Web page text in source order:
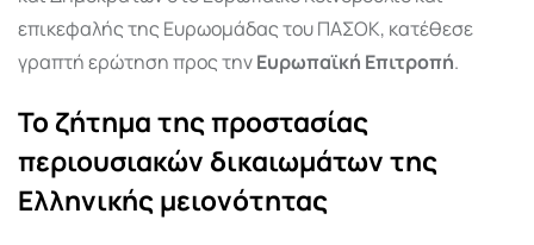
επικεφαλής της Ευρωομάδας του ΠΑΣΟΚ, κατέθεσε
γραπτή ερώτηση προς τηνΕυρωπαϊκή Επιτροπή.
Το ζήτημα της προστασίας
περιουσιακών δικαιωμάτων της
Ελληνικής μειονότητας